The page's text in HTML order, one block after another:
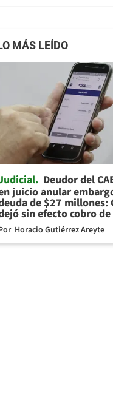
MÁS LEÍDO
Deudor del
juicio anular
de $27 millones:
sin efecto cobro de
Horacio Gutiérrez Areyte